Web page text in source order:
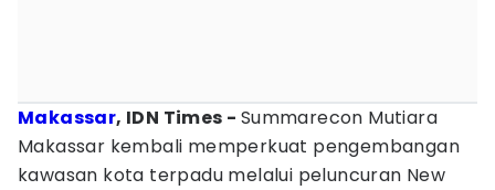
Makassar, IDN Times - Summarecon Mutiara
Makassar kembali memperkuat pengembangan
kawasan kota terpadu melalui peluncuran New